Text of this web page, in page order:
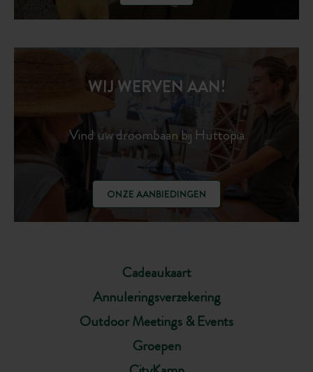
Cadeaukaart
Annuleringsverzekering
Outdoor Meetings & Events
Groepen
WIJ WERVEN AAN!
Vind uw droombaan bij Huttopia
ONZE AANBIEDINGEN